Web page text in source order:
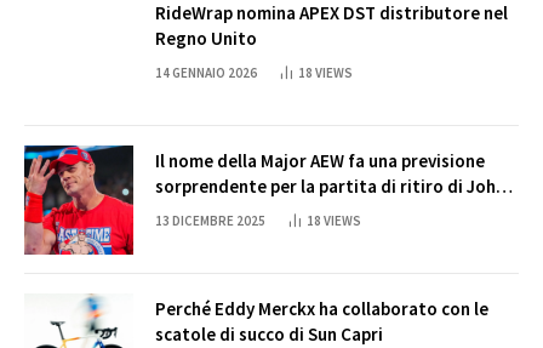
RideWrap nomina APEX DST distributore nel
Regno Unito
14 GENNAIO 2026 18 VIEWS
Il nome della Major AEW fa una previsione
sorprendente per la partita di ritiro di John
Cena
13 DICEMBRE 2025 18 VIEWS
Perché Eddy Merckx ha collaborato con le
scatole di succo di Sun Capri